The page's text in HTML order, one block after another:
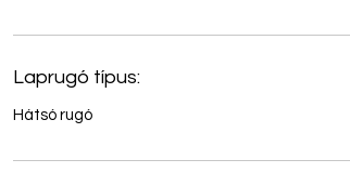
Laprugó típus:
Hátsó rugó